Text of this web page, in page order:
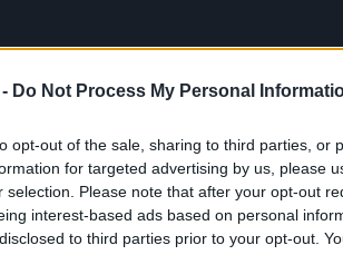
Do Not Process My Personal
opt-out of the sale, sharing to third parties, or
for targeted advertising by us, please
selection. Please note that after your opt-out
interest-based ads based on personal
to third parties prior to your opt-out.
con reverenza nel panorama
accumulando un’esperienza
National Theatre. La sua